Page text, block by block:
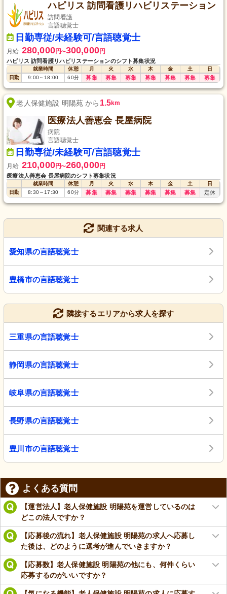
ハピリス 訪問看護リハビリステーション
訪問看護
言語聴覚士
日勤専従/未経験可/言語聴覚士
月給 280,000円〜300,000円
ハピリス 訪問看護リハビリステーションのシフト募集状況
就業時間 休憩 月 火 水 木 金 土
日
日勤
9:00～18:00 60分 募集 募集 募集 募集 募集 募集 募集
老人保健施設 明陽苑 から 1.5km
医療法人善恵会 長屋病院
病院
言語聴覚士
日勤専従/未経験可/言語聴覚士
月給 210,000円〜260,000円
医療法人善恵会 長屋病院のシフト募集状況
就業時間 休憩 月 火 水 木 金 土
日
日勤
8:30～17:30 60分 募集 募集 募集 募集 募集 募集 定休
関連する求人
愛知県の言語聴覚士
豊橋市の言語聴覚士
隣接するエリアから求人を探す
三重県の言語聴覚士
静岡県の言語聴覚士
岐阜県の言語聴覚士
長野県の言語聴覚士
豊川市の言語聴覚士
よくある質問
【運営法人】老人保健施設 明陽苑を運営しているのは
どこの法人ですか？
【応募後の流れ】老人保健施設 明陽苑の求人へ応募し
た後は、どのように選考が進んでいきますか？
【応募数】老人保健施設 明陽苑の他にも、何件くらい
応募するのがいいですか？